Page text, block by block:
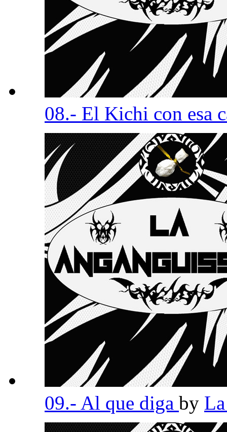
08.- El Kichi con esa
09.- Al que diga by